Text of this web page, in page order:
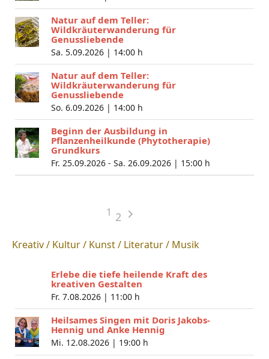
Natur auf dem Teller:
Wildkräuterwanderung für
Genussliebende
Sa. 5.09.2026 | 14:00 h
Natur auf dem Teller:
Wildkräuterwanderung für
Genussliebende
So. 6.09.2026 | 14:00 h
Beginn der Ausbildung in
Pflanzenheilkunde (Phytotherapie)
Grundkurs
Fr. 25.09.2026 - Sa. 26.09.2026 | 15:00 h
1 2
Kreativ / Kultur / Kunst / Literatur / Musik
Erlebe die tiefe heilende Kraft des
kreativen Gestalten
Fr. 7.08.2026 | 11:00 h
Heilsames Singen mit Doris Jakobs-
Hennig und Anke Hennig
Mi. 12.08.2026 | 19:00 h